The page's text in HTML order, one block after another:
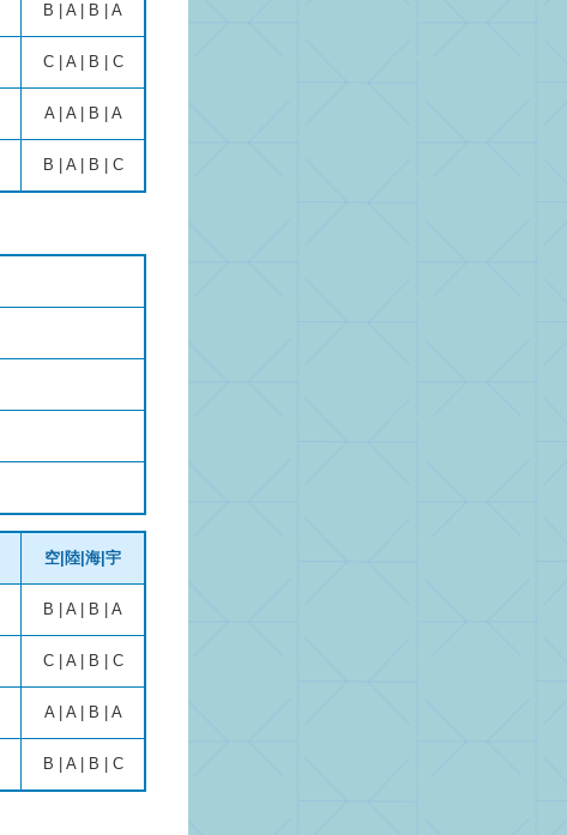
B | A | B | A
C | A | B | C
A | A | B | A
B | A | B | C
空|陸|海|宇
B | A | B | A
C | A | B | C
A | A | B | A
B | A | B | C